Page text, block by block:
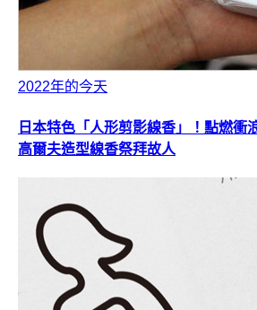
2022年的今天
日本特色「人形剪影線香」！點燃衝
高爾夫造型線香祭拜故人